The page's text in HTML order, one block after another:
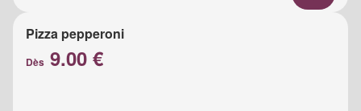
Pizza pepperoni
Dès 9.00 €